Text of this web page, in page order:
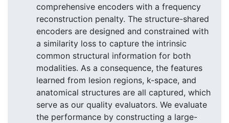
comprehensive encoders with a frequency
reconstruction penalty. The structure-shared
encoders are designed and constrained with
a similarity loss to capture the intrinsic
common structural information for both
modalities. As a consequence, the features
learned from lesion regions, k-space, and
anatomical structures are all captured, which
serve as our quality evaluators. We evaluate
the performance by constructing a large-